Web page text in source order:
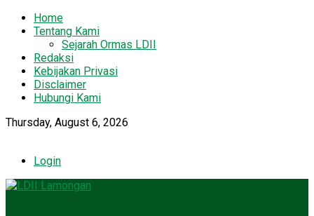
Home
Tentang Kami
Sejarah Ormas LDII
Redaksi
Kebijakan Privasi
Disclaimer
Hubungi Kami
Thursday, August 6, 2026
Login